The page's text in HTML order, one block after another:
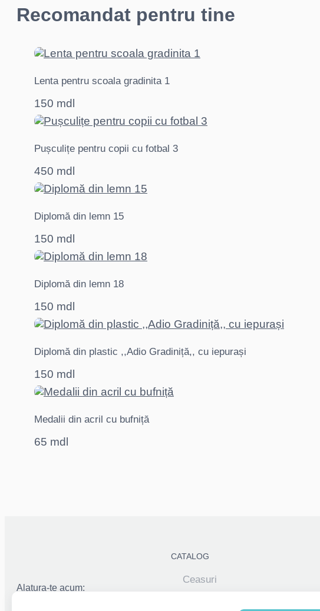
Recomandat pentru tine
Lenta pentru scoala gradinita 1
150 mdl
Pușculițe pentru copii cu fotbal 3
450 mdl
Diplomă din lemn 15
150 mdl
Diplomă din lemn 18
150 mdl
Diplomă din plastic ,,Adio Gradiniță,, cu iepurași
150 mdl
Medalii din acril cu bufniță
65 mdl
Alatura-te acum:
CATALOG
Ceasuri